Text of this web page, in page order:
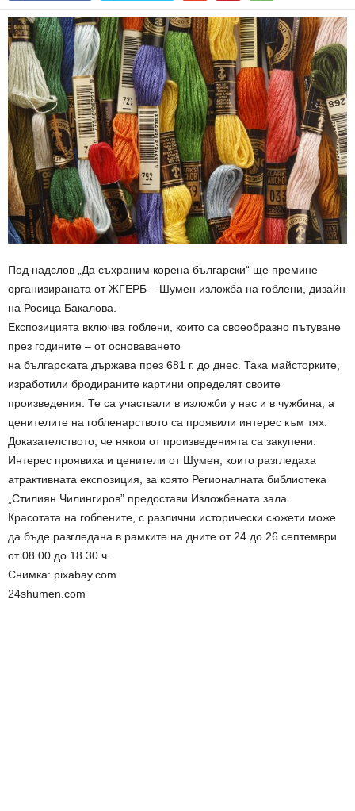
Под надслов „Да съхраним корена български“ ще премине
организираната от ЖГЕРБ – Шумен изложба на гоблени, дизайн
на Росица Бакалова.
Експозицията включва гоблени, които са своеобразно пътуване
през годините – от основаването
на българската държава през 681 г. до днес. Така майсторките,
изработили бродираните картини определят своите
произведения. Те са участвали в изложби у нас и в чужбина, а
ценителите на гобленарството са проявили интерес към тях.
Доказателството, че някои от произведенията са закупени.
Интерес проявиха и ценители от Шумен, които разгледаха
атрактивната експозиция, за която Регионалната библиотека
„Стилиян Чилингиров” предостави Изложбената зала.
Красотата на гоблените, с различни исторически сюжети може
да бъде разгледана в рамките на дните от 24 до 26 септември
от 08.00 до 18.30 ч.
Снимка: pixabay.com
24shumen.com